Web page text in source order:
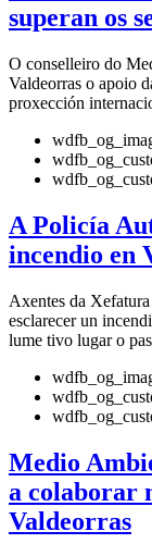
superan os
O conselleiro do
Valdeorras o apoio
proxección
A Policía
incendio en
Axentes da
esclarecer un
lume tivo lugar o
Medio
a colaborar
Valdeorras